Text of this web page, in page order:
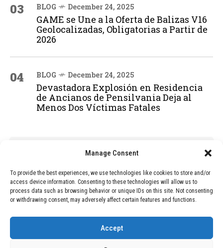
Manage Consent
To provide the best experiences, we use technologies like cookies to store and/or
access device information. Consenting to these technologies will allow us to
process data such as browsing behavior or unique IDs on this site. Not consenting
or withdrawing consent, may adversely affect certain features and functions.
Accept
03 BLOG December 24, 2025
GAME se Une a la Oferta de Balizas V16
Geolocalizadas, Obligatorias a Partir de
2026
04 BLOG December 24, 2025
Devastadora Explosión en Residencia
de Ancianos de Pensilvania Deja al
Menos Dos Víctimas Fatales